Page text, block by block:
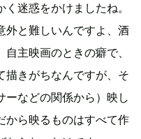
迷惑をかけましたね。
外と難しいんですよ、酒
主映画のときの癖で、
描きがちなんですが、そ
ーなどの関係から）映し
から映るものはすべて作